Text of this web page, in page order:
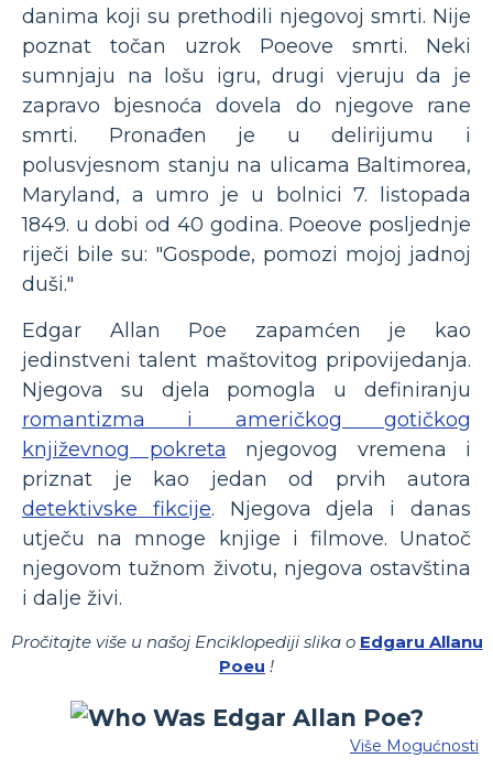
danima koji su prethodili njegovoj smrti. Nije
poznat točan uzrok Poeove smrti. Neki
sumnjaju na lošu igru, drugi vjeruju da je
zapravo bjesnoća dovela do njegove rane
smrti. Pronađen je u delirijumu i
polusvjesnom stanju na ulicama Baltimorea,
Maryland, a umro je u bolnici 7. listopada
1849. u dobi od 40 godina. Poeove posljednje
riječi bile su: "Gospode, pomozi mojoj jadnoj
duši."
Edgar Allan Poe zapamćen je kao
jedinstveni talent maštovitog pripovijedanja.
Njegova su djela pomogla u definiranju
romantizma i američkog gotičkog
književnog pokreta njegovog vremena i
priznat je kao jedan od prvih autora
detektivske fikcije. Njegova djela i danas
utječu na mnoge knjige i filmove. Unatoč
njegovom tužnom životu, njegova ostavština
i dalje živi.
Pročitajte više u našoj Enciklopediji slika o Edgaru Allanu
Poeu !
Više Mogućnosti